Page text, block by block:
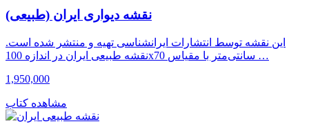
نقشه دیواری ایران (طبیعی)
این نقشه توسط انتشارات ایرانشناسی تهیه و منتشر شده است.
نقشه طبیعی ایران در اندازه 100x70 سانتی‌متر با مقیاس …
1,950,000
مشاهده کتاب